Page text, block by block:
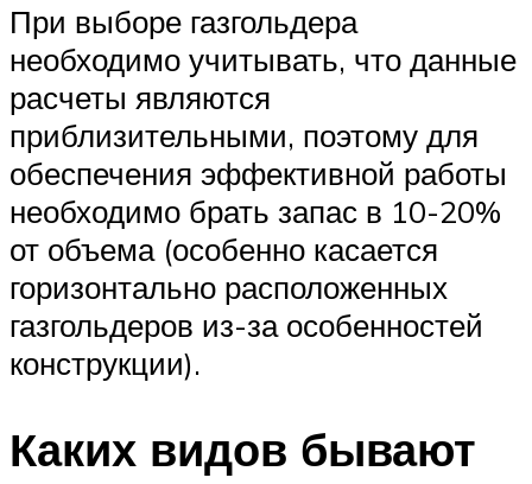
При выборе газгольдера
необходимо учитывать, что данные
расчеты являются
приблизительными, поэтому для
обеспечения эффективной работы
необходимо брать запас в 10-20%
от объема (особенно касается
горизонтально расположенных
газгольдеров из-за особенностей
конструкции).
Каких видов бывают